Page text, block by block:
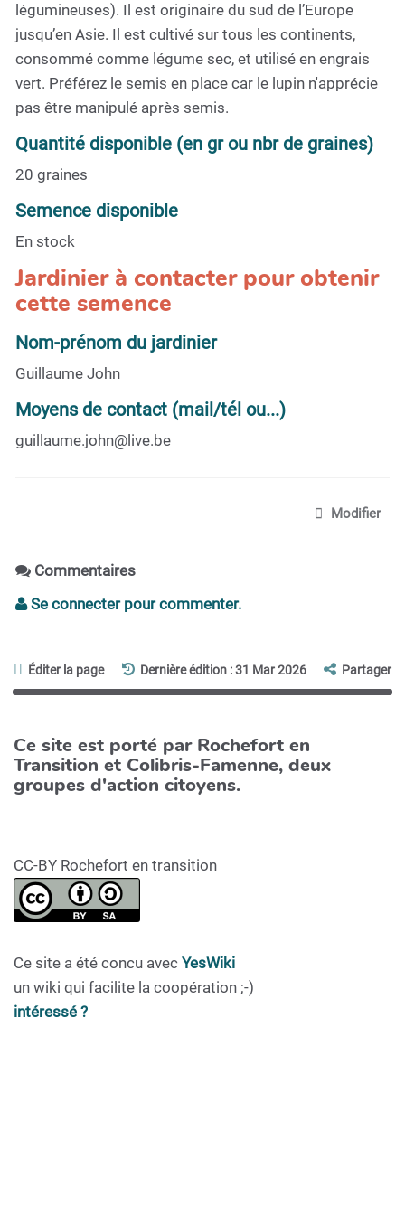
légumineuses). Il est originaire du sud de l’Europe
jusqu’en Asie. Il est cultivé sur tous les continents,
consommé comme légume sec, et utilisé en engrais
vert. Préférez le semis en place car le lupin n'apprécie
pas être manipulé après semis.
Quantité disponible (en gr ou nbr de graines)
20 graines
Semence disponible
En stock
Jardinier à contacter pour obtenir
cette semence
Nom-prénom du jardinier
Guillaume John
Moyens de contact (mail/tél ou...)
guillaume.john@live.be
Modifier
Commentaires
Se connecter pour commenter.
Éditer la page Dernière édition : 31 Mar 2026 Partager
Ce site est porté par Rochefort en
Transition et Colibris-Famenne, deux
groupes d'action citoyens.
CC-BY Rochefort en transition
Ce site a été concu avec YesWiki
un wiki qui facilite la coopération ;-)
intéressé ?